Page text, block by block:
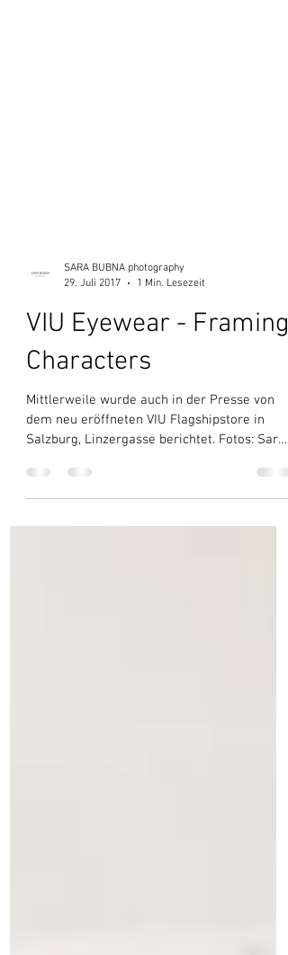
SARA BUBNA photography
29. Juli 2017
1 Min. Lesezeit
VIU Eyewear - Framing
Characters
Mittlerweile wurde auch in der Presse von
dem neu eröffneten VIU Flagshipstore in